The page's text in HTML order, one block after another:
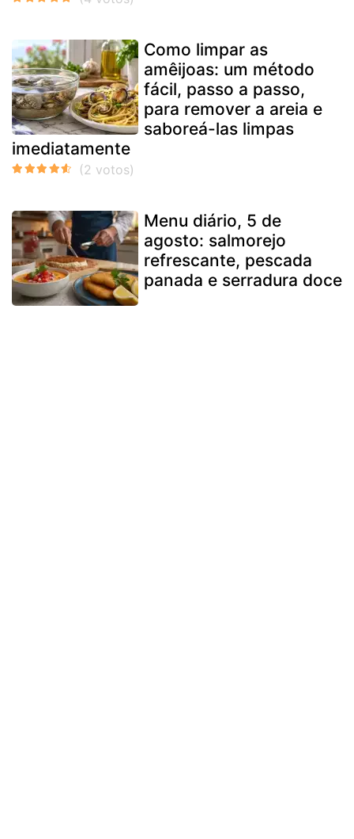
Como limpar as
amêijoas: um método
fácil, passo a passo,
para remover a areia e
saboreá-las limpas
imediatamente
Menu diário, 5 de
agosto: salmorejo
refrescante, pescada
panada e serradura doce